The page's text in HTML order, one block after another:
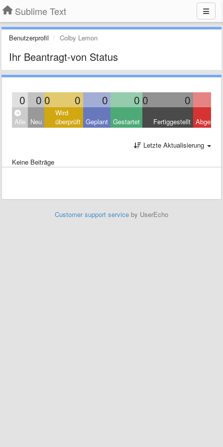
Sublime Text
Benutzerprofil Colby Lemon
Ihr Beantragt-von Status
0 0 0 0 0 0 0 0
Alle Neu
Wird
überprüft Geplant Gestartet Fertiggestellt
Letzte Aktualisierung
Keine Beiträge
Customer support service by UserEcho